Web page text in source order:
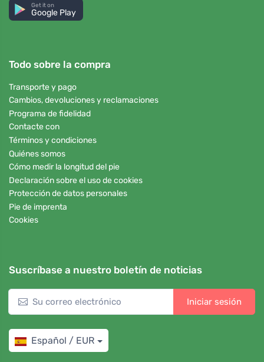
Get it on
Google Play
Todo sobre la compra
Transporte y pago
Cambios, devoluciones y reclamaciones
Programa de fidelidad
Contacte con
Términos y condiciones
Quiénes somos
Cómo medir la longitud del pie
Declaración sobre el uso de cookies
Protección de datos personales
Pie de imprenta
Cookies
Suscríbase a nuestro boletín de noticias
Iniciar sesión
Español / EUR